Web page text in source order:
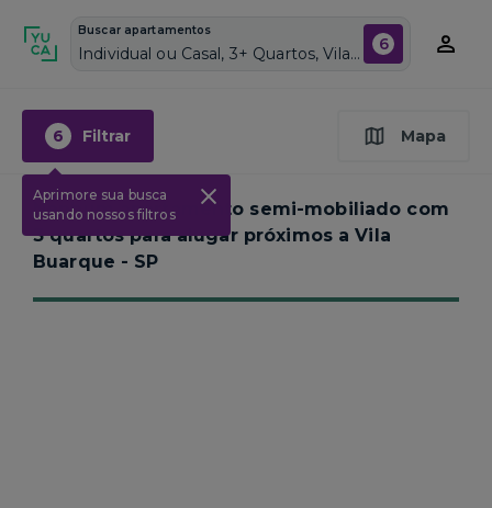
Buscar apartamentos
Individual ou Casal, 3+ Quartos, Vila Buarque, Vagas de garagem: Sim, Semi mobiliado, Piscina 6
6 Filtrar
Aprimore sua busca
usando nossos filtros
Mapa
Nenhum apartamento semi-mobiliado com
3 quartos para alugar próximos aVila
Buarque - SP